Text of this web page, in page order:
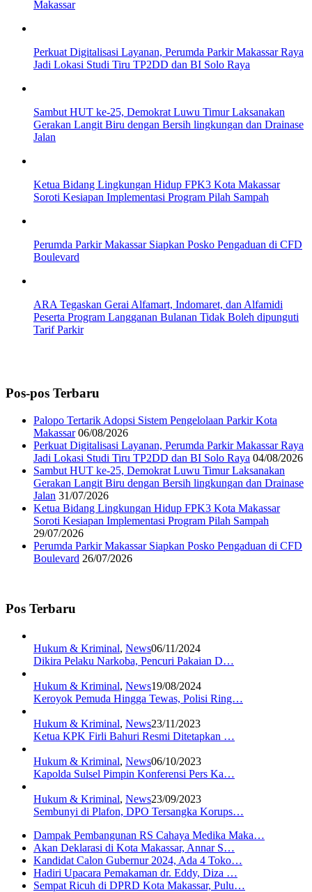
Makassar
Perkuat Digitalisasi Layanan, Perumda Parkir Makassar Raya
Jadi Lokasi Studi Tiru TP2DD dan BI Solo Raya
Sambut HUT ke-25, Demokrat Luwu Timur Laksanakan
Gerakan Langit Biru dengan Bersih lingkungan dan Drainase
Jalan
Ketua Bidang Lingkungan Hidup FPK3 Kota Makassar
Soroti Kesiapan Implementasi Program Pilah Sampah
Perumda Parkir Makassar Siapkan Posko Pengaduan di CFD
Boulevard
ARA Tegaskan Gerai Alfamart, Indomaret, dan Alfamidi
Peserta Program Langganan Bulanan Tidak Boleh dipunguti
Tarif Parkir
Pos-pos Terbaru
Palopo Tertarik Adopsi Sistem Pengelolaan Parkir Kota
Makassar 06/08/2026
Perkuat Digitalisasi Layanan, Perumda Parkir Makassar Raya
Jadi Lokasi Studi Tiru TP2DD dan BI Solo Raya 04/08/2026
Sambut HUT ke-25, Demokrat Luwu Timur Laksanakan
Gerakan Langit Biru dengan Bersih lingkungan dan Drainase
Jalan 31/07/2026
Ketua Bidang Lingkungan Hidup FPK3 Kota Makassar
Soroti Kesiapan Implementasi Program Pilah Sampah
29/07/2026
Perumda Parkir Makassar Siapkan Posko Pengaduan di CFD
Boulevard 26/07/2026
Pos Terbaru
Hukum & Kriminal, News06/11/2024
Dikira Pelaku Narkoba, Pencuri Pakaian D…
Hukum & Kriminal, News19/08/2024
Keroyok Pemuda Hingga Tewas, Polisi Ring…
Hukum & Kriminal, News23/11/2023
Ketua KPK Firli Bahuri Resmi Ditetapkan …
Hukum & Kriminal, News06/10/2023
Kapolda Sulsel Pimpin Konferensi Pers Ka…
Hukum & Kriminal, News23/09/2023
Sembunyi di Plafon, DPO Tersangka Korups…
Dampak Pembangunan RS Cahaya Medika Maka…
Akan Deklarasi di Kota Makassar, Annar S…
Kandidat Calon Gubernur 2024, Ada 4 Toko…
Hadiri Upacara Pemakaman dr. Eddy, Diza …
Sempat Ricuh di DPRD Kota Makassar, Pulu…